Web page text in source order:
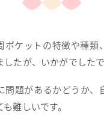
ポケットの特徴や種類
したが、いかがでした
問題があるかどうか、
難しいです。